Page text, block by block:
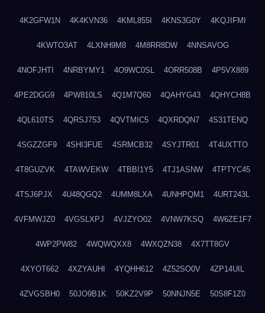
4K2GFW1N 4K4KVN36 4KML855I 4KNS3G0Y 4KQJIFMI
4KWTO3AT 4LXNH9M8 4M8RR8DW 4NNSAVOG
4NOFJHTI 4NRBYMY1 4O9WC0SL 4ORR508B 4P5VX889
4PE2DGG9 4PW810LS 4Q1M7Q60 4QAHYG43 4QHYCH8B
4QL610TS 4QRSJ753 4QVTMIC5 4QXRDQN7 4S31TENQ
4SGZZGF9 4SHI3FUE 4SRMCB32 4SYJTR01 4T4UXTTO
4T8GUZVK 4TAWVEKW 4TBBI1Y5 4TJ1ASNW 4TPTYC45
4TSJ6PJX 4U48QGQ2 4UMM8LXA 4UNHPQM1 4URT243L
4VFMWJZ0 4VGSLXPJ 4VJZYO02 4VNW7KSQ 4W6ZE1F7
4WP2PW82 4WQWQXX8 4WXQZN38 4X7TT8GV
4XYOT662 4XZYAUHI 4YQHH612 4Z52SO0V 4ZP14UIL
4ZVGSBH0 50JO9B1K 50KZ2V9P 50NNJN5E 50S8F1Z0